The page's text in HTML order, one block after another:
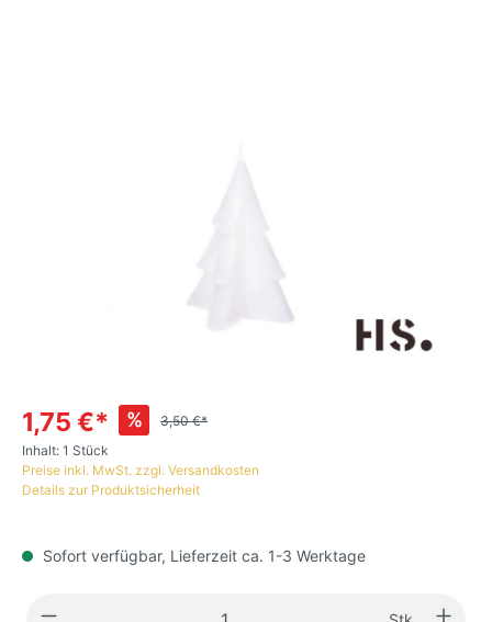
1,75 €* %
3,50 €*
Inhalt: 1 Stück
Preise inkl. MwSt. zzgl. Versandkosten
Details zur Produktsicherheit
Sofort verfügbar, Lieferzeit ca. 1-3 Werktage